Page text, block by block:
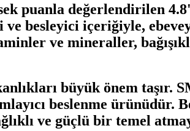
puanla değerlendirilen
besleyici içeriğiyle,
ve mineraller,
büyük önem taşır.
beslenme ürünüdür.
ve güçlü bir temel